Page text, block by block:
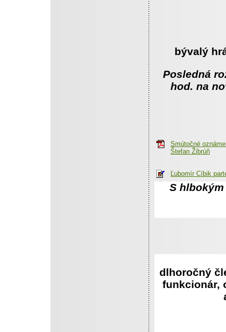
bývalý
Posledná
hod. na
Smútočné
Štefan Žibrúň
Ľubomír Cíbik
S
dlhoročný
funkcionár,